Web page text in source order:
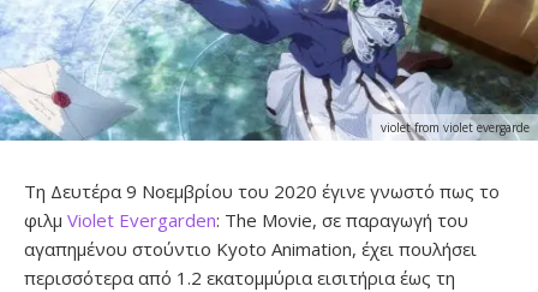
violet from violet evergarde
Τη Δευτέρα 9 Νοεμβρίου του 2020 έγινε γνωστό πως το
φιλμ Violet Evergarden: The Movie, σε παραγωγή του
αγαπημένου στούντιο Kyoto Animation, έχει πουλήσει
περισσότερα από 1.2 εκατομμύρια εισιτήρια έως τη